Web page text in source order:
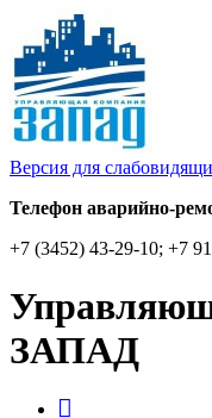
Версия для
Телефон аварийно-
+7 (3452) 43-29-10; +7
ЗАПАД